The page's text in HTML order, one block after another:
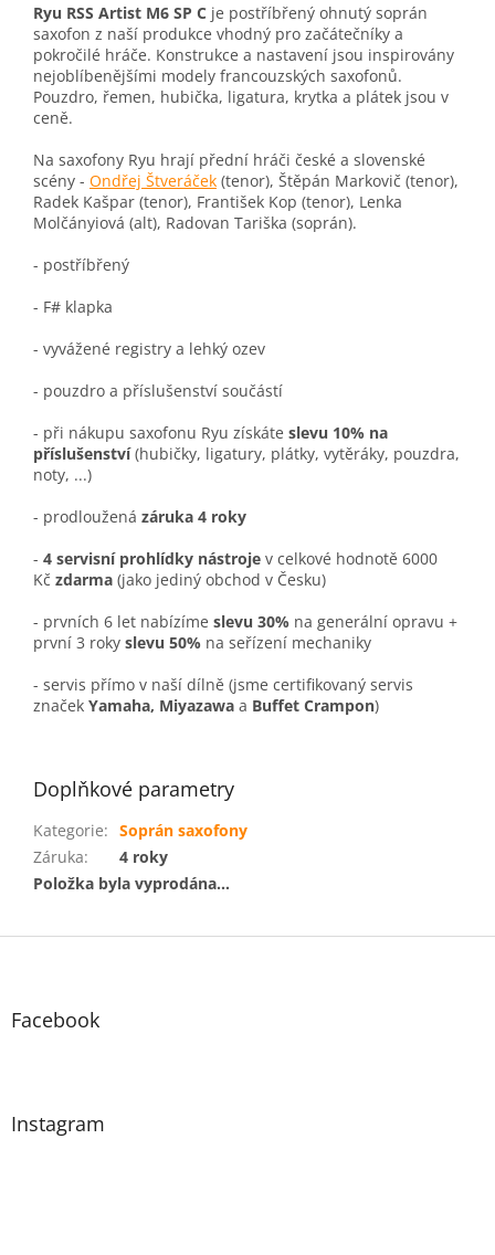
Ryu RSS Artist M6 SP C je postříbřený ohnutý soprán
saxofon z naší produkce vhodný pro začátečníky a
pokročilé hráče. Konstrukce a nastavení jsou inspirovány
nejoblíbenějšími modely francouzských saxofonů.
Pouzdro, řemen, hubička, ligatura, krytka a plátek jsou v
ceně.
Na saxofony Ryu hrají přední hráči české a slovenské
scény - Ondřej Štveráček (tenor), Štěpán Markovič (tenor),
Radek Kašpar (tenor), František Kop (tenor), Lenka
Molčányiová (alt), Radovan Tariška (soprán).
- postříbřený
- F# klapka
- vyvážené registry a lehký ozev
- pouzdro a příslušenství součástí
- při nákupu saxofonu Ryu získáte slevu 10% na
příslušenství(hubičky, ligatury, plátky, vytěráky, pouzdra,
noty, ...)
- prodloužená záruka 4 roky
- 4 servisní prohlídky nástroje v celkové hodnotě 6000
Kč zdarma (jako jediný obchod v Česku)
- prvních 6 let nabízíme slevu 30% na generální opravu +
první 3 roky slevu 50% na seřízení mechaniky
- servis přímo v naší dílně (jsme certifikovaný servis
značek Yamaha, Miyazawa a Buffet Crampon)
Doplňkové parametry
Kategorie: Soprán saxofony
Záruka:
4 roky
Položka byla vyprodána…
Z
Facebook
Instagram